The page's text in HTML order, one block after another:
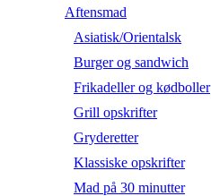
Aftensmad
Asiatisk/Orientalsk
Burger og sandwich
Frikadeller og kødboller
Grill opskrifter
Gryderetter
Klassiske opskrifter
Mad på 30 minutter